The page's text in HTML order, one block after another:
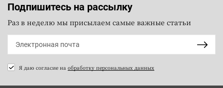
Подпишитесь на рассылку
Раз в неделю мы присылаем самые важные статьи
Я даю согласие на обработку персональных данных